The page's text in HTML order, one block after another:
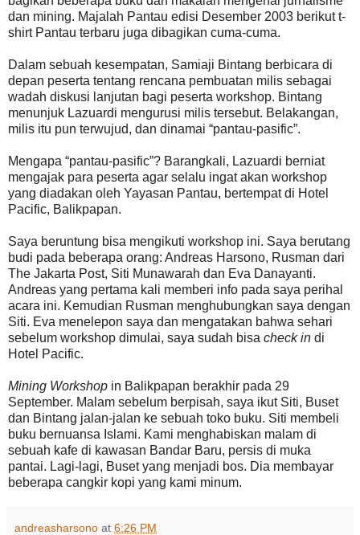
dan mining. Majalah Pantau edisi Desember 2003 berikut t-
shirt Pantau terbaru juga dibagikan cuma-cuma.
Dalam sebuah kesempatan, Samiaji Bintang berbicara di
depan peserta tentang rencana pembuatan milis sebagai
wadah diskusi lanjutan bagi peserta workshop. Bintang
menunjuk Lazuardi mengurusi milis tersebut. Belakangan,
milis itu pun terwujud, dan dinamai “pantau-pasific”.
Mengapa “pantau-pasific”? Barangkali, Lazuardi berniat
mengajak para peserta agar selalu ingat akan workshop
yang diadakan oleh Yayasan Pantau, bertempat di Hotel
Pacific, Balikpapan.
Saya beruntung bisa mengikuti workshop ini. Saya berutang
budi pada beberapa orang: Andreas Harsono, Rusman dari
The Jakarta Post, Siti Munawarah dan Eva Danayanti.
Andreas yang pertama kali memberi info pada saya perihal
acara ini. Kemudian Rusman menghubungkan saya dengan
Siti. Eva menelepon saya dan mengatakan bahwa sehari
sebelum workshop dimulai, saya sudah bisa check in di
Hotel Pacific.
Mining Workshop in Balikpapan berakhir pada 29
September. Malam sebelum berpisah, saya ikut Siti, Buset
dan Bintang jalan-jalan ke sebuah toko buku. Siti membeli
buku bernuansa Islami. Kami menghabiskan malam di
sebuah kafe di kawasan Bandar Baru, persis di muka
pantai. Lagi-lagi, Buset yang menjadi bos. Dia membayar
beberapa cangkir kopi yang kami minum.
andreasharsono at 6:26 PM